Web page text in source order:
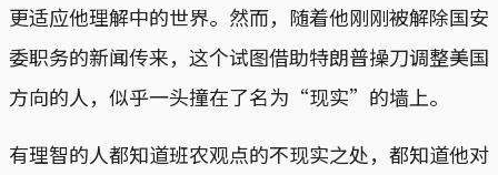
更适应他理解中的世界。然而，随着他刚刚被解除国安
委职务的新闻传来，这个试图借助特朗普操刀调整美国
方向的人，似乎一头撞在了名为“现实”的墙上。
有理智的人都知道班农观点的不现实之处，都知道他对